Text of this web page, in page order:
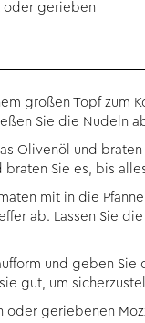
oder gerieben
großen Topf
Sie die Nudeln
Olivenöl und
braten Sie es, bis
mit in die
ab. Lassen Sie
und geben
gut, um
oder geriebenen